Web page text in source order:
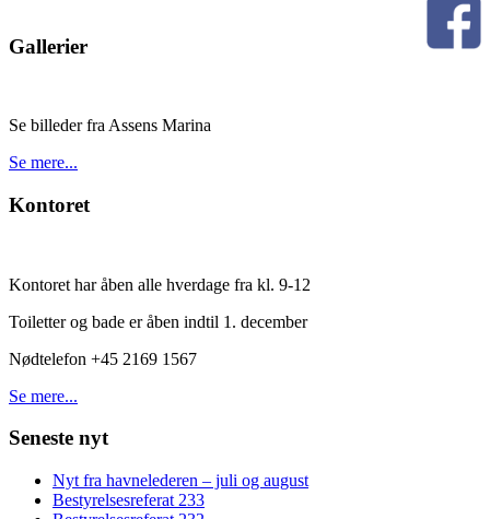
Gallerier
Se billeder fra Assens Marina
Se mere...
Kontoret
Kontoret har åben alle hverdage fra kl. 9-12
Toiletter og bade er åben indtil 1. december
Nødtelefon +45 2169 1567
Se mere...
Seneste nyt
Nyt fra havnelederen – juli og august
Bestyrelsesreferat 233